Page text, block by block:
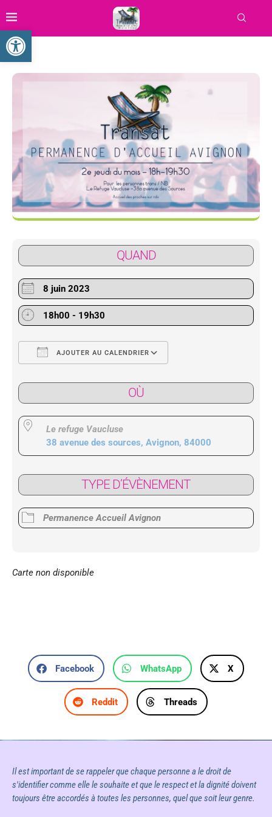
Ouvrir la barre d’outils
QUAND
8 juin 2023
18h00 - 19h30
AJOUTER AU CALENDRIER
OÙ
Le refuge Vaucluse
38 avenue des sources, Avignon, 84000
TYPE D’ÉVÈNEMENT
Permanence Accueil Avignon
Carte non disponible
Facebook WhatsApp X
Reddit Threads
Il est important de se rappeler que chaque personne a le droit de
s'identifier comme elle le souhaite et que le respect et la dignité doivent
toujours être accordés à toutes les personnes, quel que soit leur genre.